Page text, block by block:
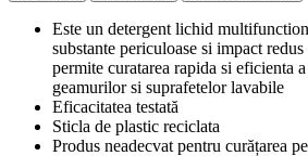
Este un detergent lichid
substante periculoase si impact
permite curatarea rapida si eficienta
geamurilor si suprafetelor lavabile
Eficacitatea testată
Sticla de plastic reciclata
Produs neadecvat pentru curățarea